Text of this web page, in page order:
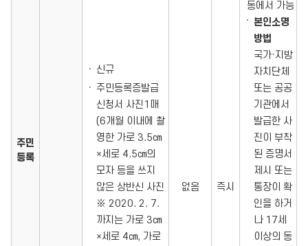
주민
등록
신규
주민등록증발급
신청서 사진1매
(6개월 이내에 촬
영한 가로 3.5㎝
×세로 4.5㎝의
모자 등을 쓰지
않은 상반신 사진
※ 2020. 2. 7.
까지는 가로 3㎝
×세로 4㎝, 가로
없음 즉시
동에서 가능
본인소명
방법
국가·지방
자치단체
또는 공공
기관에서
발급한 사
진이 부착
된 증명서
제시 또는
통장이 확
인을 하거
나 17세
이상의 동